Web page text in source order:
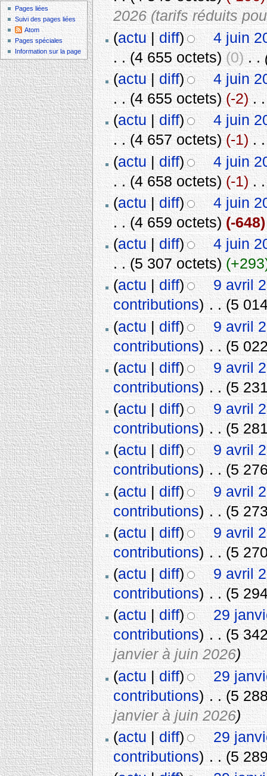
2026 (tarifs réduits
(actu|diff)
4 juin
. . (4 655 octets) (0)‎. .
(actu|diff)
4 juin
. . (4 655 octets) (-2)‎. .
(actu |diff)
4 juin
. . (4 657 octets) (-1)‎. .
(actu|diff)
4 juin
. . (4 658 octets) (-1)‎. .
(actu|diff)
4 juin
. . (4 659 octets) (-648)
(actu|diff)
4 juin
. . (5 307 octets)
(actu|diff)
9 avril
contributions)‎. . (5
(actu|diff)
9 avril
contributions) ‎. . (5
(actu|diff)
9 avril
contributions)‎. . (5
(actu|diff)
9 avril
contributions)‎. . (5
(actu|diff)
9 avril
contributions)‎. . (5
(actu|diff)
9 avril
contributions) ‎. . (5
(actu|diff)
9 avril
contributions)‎. . (5
(actu|diff)
9 avril
contributions)‎. . (5
(actu|diff)
29
contributions)‎. . (5
janvier à juin 2026)
(actu|diff)
29
contributions)‎. . (5
janvier à juin 2026)
(actu|diff)
29
contributions)‎. . (5
Pages liées
Suivi des pages liées
Atom
Pages spéciales
Information sur la page